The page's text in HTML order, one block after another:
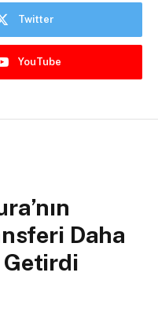
Twitter
YouTube
Daha
Getirdi